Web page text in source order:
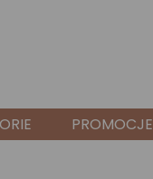
PROMOCJE